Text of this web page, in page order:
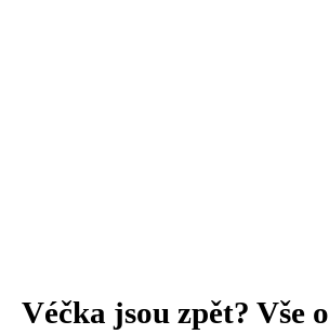
Véčka jsou zpět? Vše o